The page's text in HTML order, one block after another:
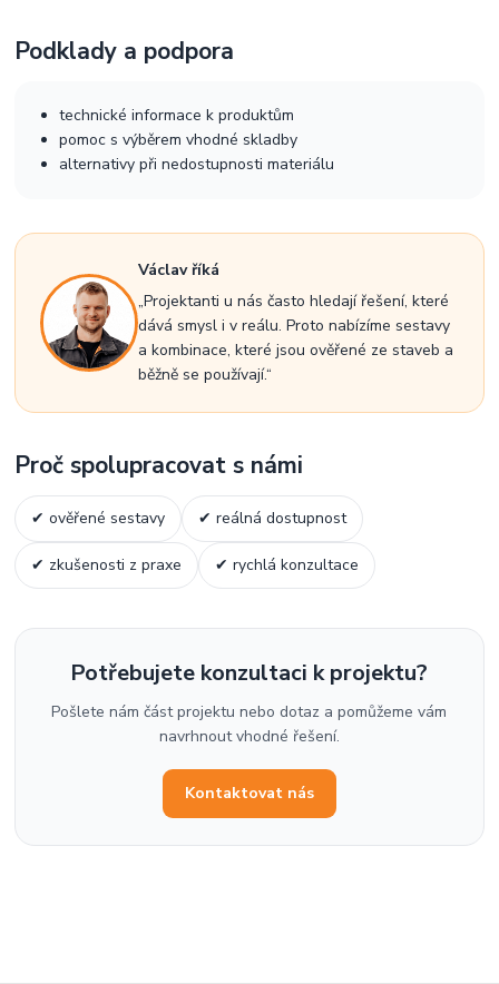
Podklady a podpora
technické informace k produktům
pomoc s výběrem vhodné skladby
alternativy při nedostupnosti materiálu
Václav říká
„Projektanti u nás často hledají řešení, které
dává smysl i v reálu. Proto nabízíme sestavy
a kombinace, které jsou ověřené ze staveb a
běžně se používají.“
Proč spolupracovat s námi
✔ ověřené sestavy ✔ reálná dostupnost
✔ zkušenosti z praxe ✔ rychlá konzultace
Potřebujete konzultaci k projektu?
Pošlete nám část projektu nebo dotaz a pomůžeme vám
navrhnout vhodné řešení.
Kontaktovat nás